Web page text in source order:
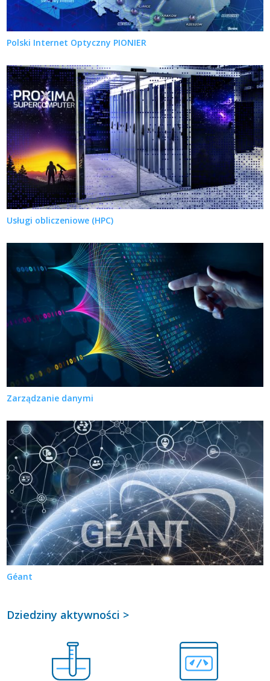
Polski Internet Optyczny PIONIER
Usługi obliczeniowe (HPC)
Zarządzanie danymi
Géant
Dziedziny aktywności >